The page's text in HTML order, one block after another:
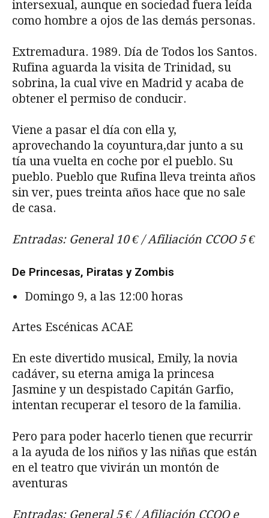
intersexual, aunque en sociedad fuera leída
como hombre a ojos de las demás personas.
Extremadura. 1989. Día de Todos los Santos.
Rufina aguarda la visita de Trinidad, su
sobrina, la cual vive en Madrid y acaba de
obtener el permiso de conducir.
Viene a pasar el día con ella y,
aprovechando la coyuntura,dar junto a su
tía una vuelta en coche por el pueblo. Su
pueblo. Pueblo que Rufina lleva treinta años
sin ver, pues treinta años hace que no sale
de casa.
Entradas: General 10 € / Afiliación CCOO 5 €
De Princesas, Piratas y Zombis
Domingo 9, a las 12:00 horas
Artes Escénicas ACAE
En este divertido musical, Emily, la novia
cadáver, su eterna amiga la princesa
Jasmine y un despistado Capitán Garfio,
intentan recuperar el tesoro de la familia.
Pero para poder hacerlo tienen que recurrir
a la ayuda de los niños y las niñas que están
en el teatro que vivirán un montón de
aventuras
Entradas: General 5 € / Afiliación CCOO e